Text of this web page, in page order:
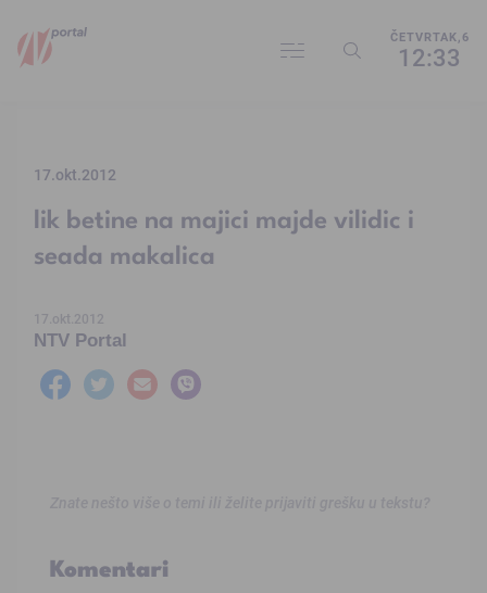
ČETVRTAK,6
12:33
17.okt.2012
lik betine na majici majde vilidic i
seada makalica
17.okt.2012
NTV Portal
Komentari